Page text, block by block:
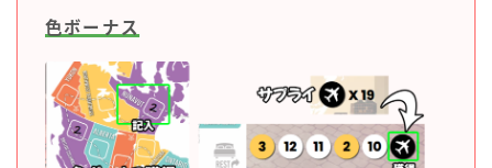
色ボーナス